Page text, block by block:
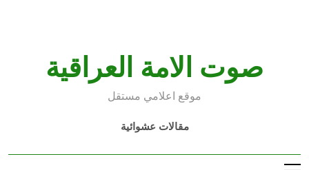
صوت الامة العراقية
موقع اعلامي مستقل
مقالات عشوائية